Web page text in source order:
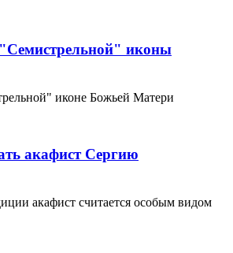
иконы
иконе Божьей Матери
акафист Сергию
акафист считается особым видом